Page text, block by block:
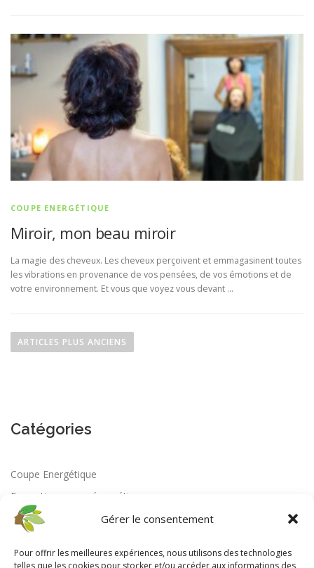
Gérer le consentement
Pour offrir les meilleures expériences, nous utilisons des technologies
telles que les cookies pour stocker et/ou accéder aux informations des
COUPE ENERGÉTIQUE
Miroir, mon beau miroir
La magie des cheveux. Les cheveux perçoivent et emmagasinent toutes
les vibrations en provenance de vos pensées, de vos émotions et de
votre environnement. Et vous que voyez vous devant …
a
t
o
d
e
a
ARTICLES PLUS ANCIENS
Catégories
Coupe Energétique
Formation coupe énergétique